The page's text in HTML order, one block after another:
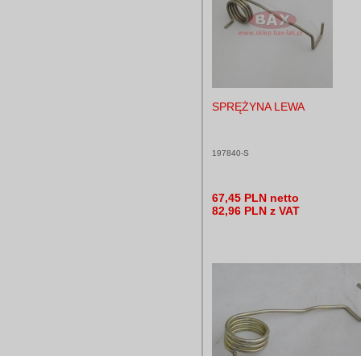
SPRĘŻYNA LEWA
197840-S
67,45 PLN netto
82,96 PLN z VAT